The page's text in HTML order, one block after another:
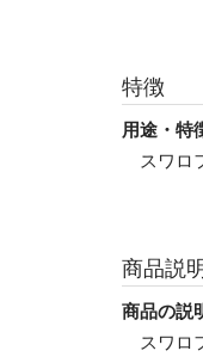
特徴
用途・特
スワロ
商品説
商品の説
スワロ